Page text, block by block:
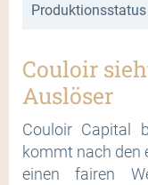
Couloir
Auslöser
Couloir Capital
kommt nach den
einen fairen